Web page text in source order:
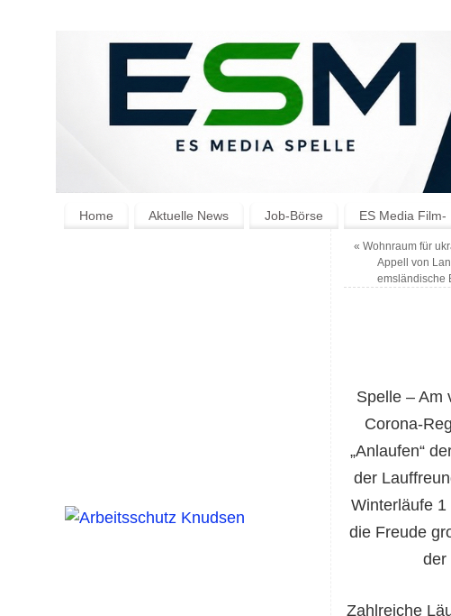
Home Aktuelle News Job-Börse ES Media Film-
« Wohnraum für
Appell von
emsländische
Spelle – Am
Corona-
„Anlaufen“
der
Winterläufe
die Freude
der
Zahlreiche